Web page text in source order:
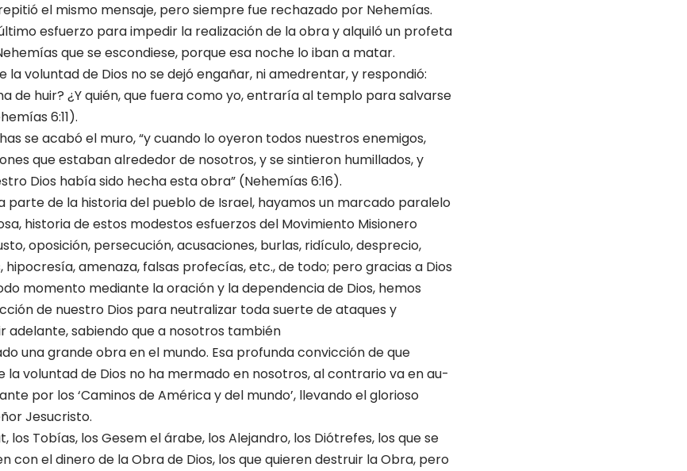
el mismo mensaje, pero siempre fue rechaza­do por Nehemías.
esfuerzo para impedir la realización de la obra y alquiló un profeta
que se escondiese, porque esa noche lo iban a ma­tar.
la voluntad de Dios no se dejó engañar, ni amedrentar, y respondió:
de huir? ¿Y quién, que fuera como yo, entraría al templo para salvarse
6:11).
se acabó el muro, “y cuando lo oyeron todos nuestros ene­migos,
que estaban alrededor de nosotros, y se sintieron humillados, y
Dios había sido hecha esta obra” (Nehemías 6:16).
parte de la histo­ria del pueblo de Israel, hayamos un marcado paralelo
historia de estos modestos esfuerzos del Movimien­to Misionero
oposición, persecución, acusaciones, burlas, ridículo, desprecio,
amenaza, falsas profecías, etc., de todo; pero gracias a Dios
momento mediante la oración y la depen­dencia de Dios, hemos
de nuestro Dios para neutralizar toda suerte de ataques y
adelante, sabiendo que a nosotros también
una grande obra en el mundo. Esa profunda convicción de que
la voluntad de Dios no ha mermado en nosotros, al contrario va en au­
por los ‘Caminos de América y del mundo’, llevando el glorioso
Jesucristo.
los Tobías, los Ge­sem el árabe, los Alejandro, los Diótrefes, los que se
con el dinero de la Obra de Dios, los que quieren destruir la Obra, pero